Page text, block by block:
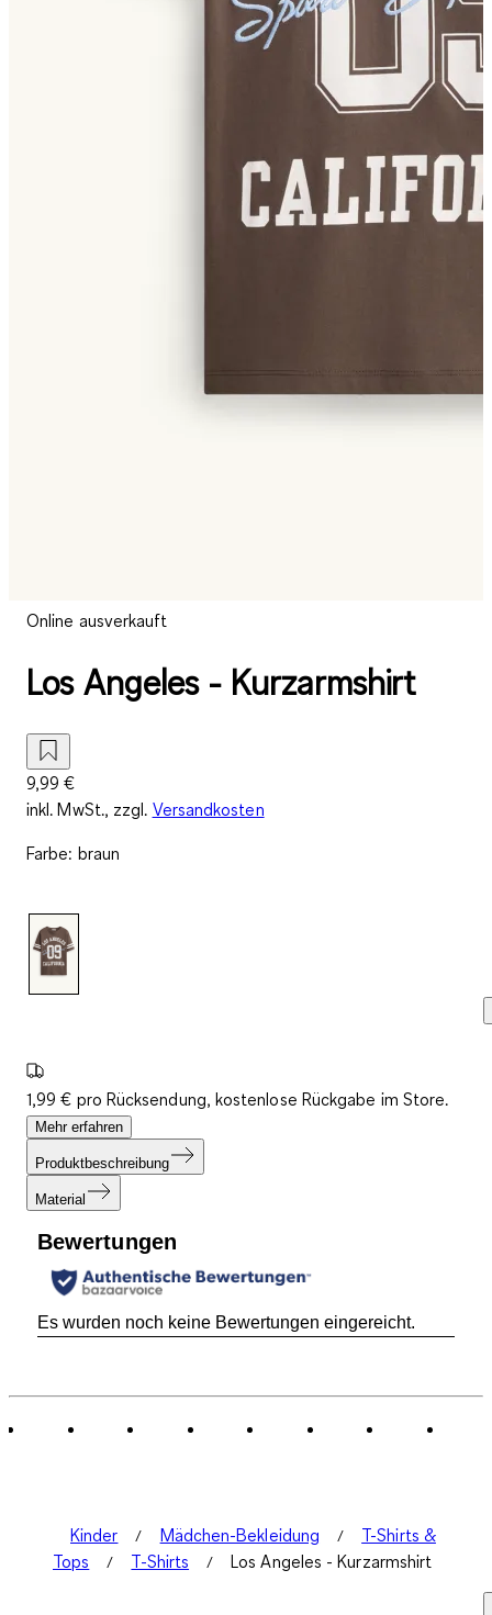
Online ausverkauft
Los Angeles - Kurzarmshirt
9,99 €
inkl. MwSt., zzgl. Versandkosten
Farbe: braun
1,99 € pro Rücksendung, kostenlose Rückgabe im Store.
Mehr erfahren
Produktbeschreibung
Material
Bewertungen
Es wurden noch keine Bewertungen eingereicht.
Kinder Mädchen-Bekleidung
T-Shirts &
Tops
T-Shirts Los Angeles - Kurzarmshirt